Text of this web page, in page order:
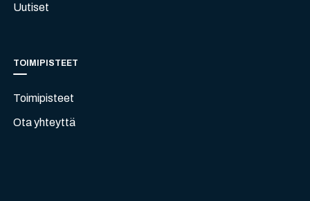
Uutiset
TOIMIPISTEET
Toimipisteet
Ota yhteyttä